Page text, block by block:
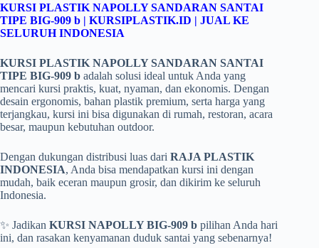
KURSI PLASTIK NAPOLLY SANDARAN SANTAI
TIPE BIG-909 b | KURSIPLASTIK.ID | JUAL KE
SELURUH INDONESIA
KURSI PLASTIK NAPOLLY SANDARAN SANTAI
TIPE BIG-909 b adalah solusi ideal untuk Anda yang
mencari kursi praktis, kuat, nyaman, dan ekonomis. Dengan
desain ergonomis, bahan plastik premium, serta harga yang
terjangkau, kursi ini bisa digunakan di rumah, restoran, acara
besar, maupun kebutuhan outdoor.
Dengan dukungan distribusi luas dari RAJA PLASTIK
INDONESIA, Anda bisa mendapatkan kursi ini dengan
mudah, baik eceran maupun grosir, dan dikirim ke seluruh
Indonesia.
✨ Jadikan KURSI NAPOLLY BIG-909 b pilihan Anda hari
ini, dan rasakan kenyamanan duduk santai yang sebenarnya!